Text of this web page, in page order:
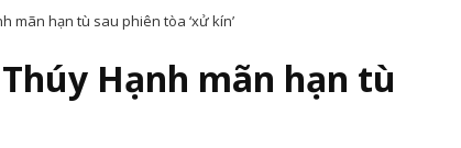
mãn hạn tù sau phiên tòa ‘xử kín’
Hạnh mãn hạn tù